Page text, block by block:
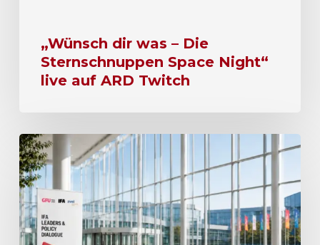
„Wünsch dir was – Die
Sternschnuppen Space Night“
live auf ARD Twitch